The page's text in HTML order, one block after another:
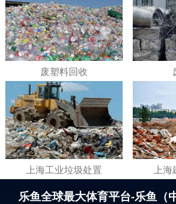
废塑料回收
上海工业垃圾处置 上海
乐鱼全球最大体育平台-乐鱼（